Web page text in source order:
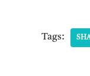
Tags: